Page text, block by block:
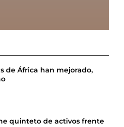
de África han mejorado,
quinteto de activos frente